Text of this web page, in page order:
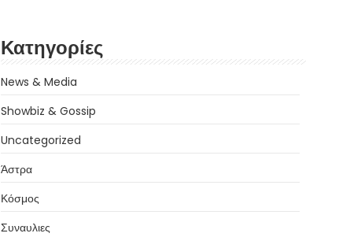
Κατηγορίες
News & Media
Showbiz & Gossip
Uncategorized
Άστρα
Κόσμος
Συναυλιες